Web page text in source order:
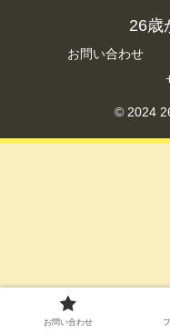
26歳
お問い合わせ
© 2024
お問い合わせ